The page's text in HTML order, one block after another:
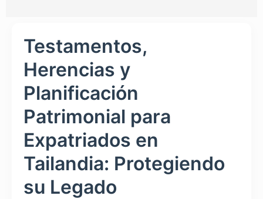
Testamentos,
Herencias y
Planificación
Patrimonial para
Expatriados en
Tailandia: Protegiendo
su Legado